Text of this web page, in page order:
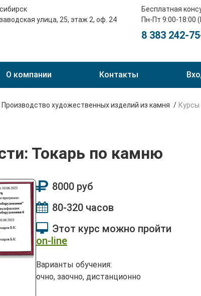
улица, 25, этаж 2, оф. 24
Бесплатная
Пн-Пт 9:00-18:00
8 383 242-
О компании Контакты
Производство художественных изделий из камня
Токарь по камню
8000 руб
80-320 часов
Этот курс можно пройти
on-line
Варианты обучения:
очно, заочно, дистанционно